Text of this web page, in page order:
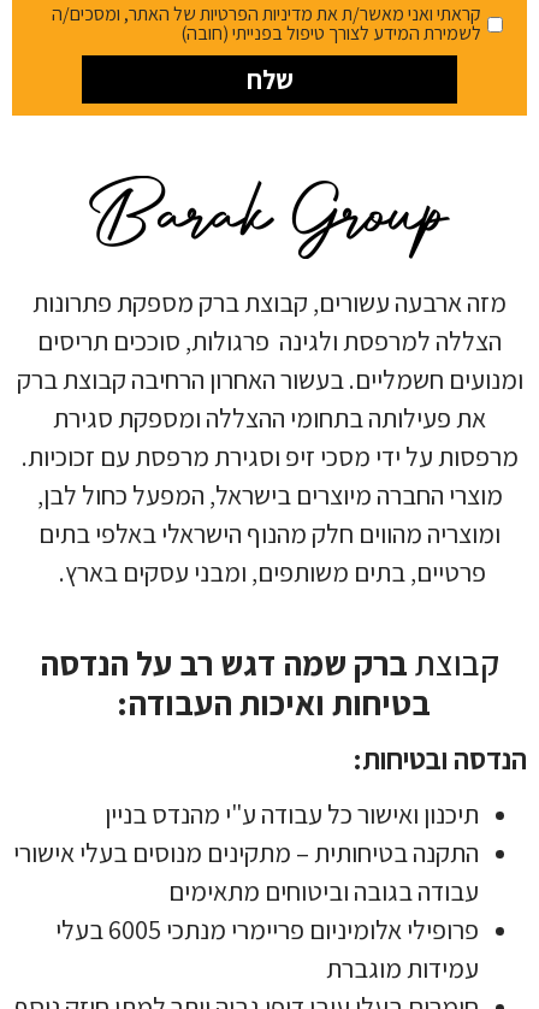
קראתי ואני מאשר/ת את מדיניות הפרטיות של האתר, ומסכים/ה
לשמירת המידע לצורך טיפול בפנייתי (חובה)
מזה ארבעה עשורים, קבוצת ברק מספקת פתרונות
הצללה למרפסת ולגינה פרגולות, סוככים תריסים
ומנועים חשמליים. בעשור האחרון הרחיבה קבוצת ברק
את פעילותה בתחומי ההצללה ומספקת סגירת
מרפסות על ידי מסכי זיפ וסגירת מרפסת עם זכוכיות.
מוצרי החברה מיוצרים בישראל, המפעל כחול לבן,
ומוצריה מהווים חלק מהנוף הישראלי באלפי בתים
פרטיים, בתים משותפים, ומבני עסקים בארץ.
קבוצתברק שמה דגש רב על הנדסה
בטיחות ואיכות העבודה:
הנדסה ובטיחות:
תיכנון ואישורכל עבודה ע"י מהנדס בניין
התקנה בטיחותית – מתקינים מנוסים בעלי אישורי
עבודה בגובה וביטוחים מתאימים
פרופילי אלומיניום פריימרי מנתכי 6005 בעלי
עמידות מוגברת